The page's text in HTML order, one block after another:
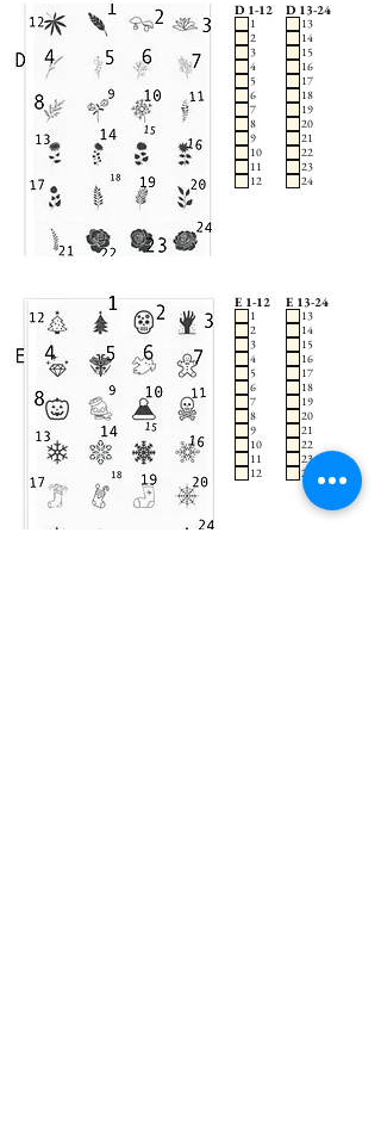
D 1-12
1
2
3
4
5
6
7
8
9
10
11
12
D 13-24
13
14
15
16
17
18
19
20
21
22
23
24
E 1-12
1
2
3
4
5
6
7
8
9
10
11
12
E 13-24
13
14
15
16
17
18
19
20
21
22
23
24